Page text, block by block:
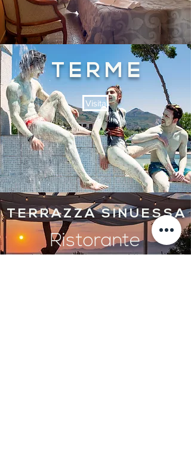
T E R M E
Visita
T E R R A Z Z A S I N U E S S A
Ristorante